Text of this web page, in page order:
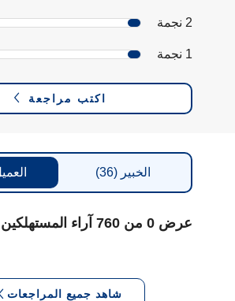
2 نجمة
1 نجمة
اكتب مراجعة
الخبير (36)
عرض 0 من 760 آراء المستهلكين
شاهد جميع المراجعات